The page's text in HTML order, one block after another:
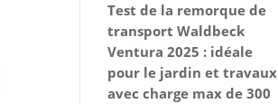
Test de la remorque de
transport Waldbeck
Ventura 2025 : idéale
pour le jardin et travaux
avec charge max de 300